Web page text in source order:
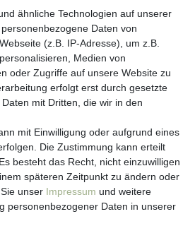
0
ähnliche Technologien auf unserer
Daten von
(z.B. IP-Adresse), um z.B.
Medien von
oder Zugriffe auf unsere Website zu
erfolgt erst durch gesetzte
mit Dritten, die wir in den
mit Einwilligung oder aufgrund eines
Die Zustimmung kann erteilt
besteht das Recht, nicht einzuwilligen
späteren Zeitpunkt zu ändern oder
unser Impressum und weitere
personenbezogener Daten in unserer